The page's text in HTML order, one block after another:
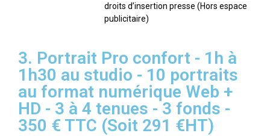
droits d’insertion presse (Hors espace
publicitaire)
3. Portrait Pro confort - 1h à
1h30 au studio - 10 portraits
au format numérique Web +
HD - 3 à 4 tenues - 3 fonds -
350 € TTC (Soit 291 €HT)